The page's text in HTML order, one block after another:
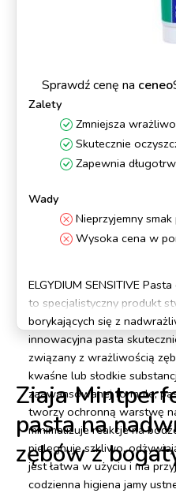
Zalety
Zmniejsza
Skutecznie
Zapewnia
Wady
Nieprzyjemny smak
Wysoka cena w
ELGYDIUM SENSITIVE
to specjalistyczny produkt
borykających się z
innowacyjna pasta
związany z wrażliwością
kwaśne lub słodkie
zaawansowanej formule,
tworzy ochronną warstwę
minimalizuje reakcje na
pielęgnuje szkliwo,
jest łatwa w użyciu i ma
codzienna higiena jamy
Sprawdź cenę na ceneo
Ziaja
pasta na
zębów z